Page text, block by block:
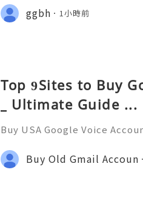
upport 24/7 🚀📡💬📱🛸👑
👨‍💻🎙️🔥👑 Discord ➜ Account
ggbh 1小時前
Top 9Sites to Buy
_ Ultimate Guide ...
Buy USA Google Voice
anywhere. Protect your
fessional communication e
Buy Old Gmail Accoun